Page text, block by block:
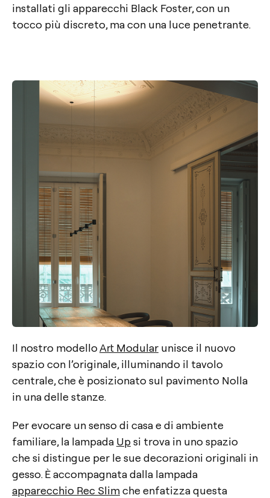
installati gli apparecchi Black Foster, con un
tocco più discreto, ma con una luce penetrante.
Il nostro modelloArt Modular unisce il nuovo
spazio con l’originale, illuminando il tavolo
centrale, che è posizionato sul pavimento Nolla
in una delle stanze.
Per evocare un senso di casa e di ambiente
familiare, la lampada Upsi trova in uno spazio
che si distingue per le sue decorazioni originali in
gesso. È accompagnata dalla lampada
apparecchio Rec Slimche enfatizza questa